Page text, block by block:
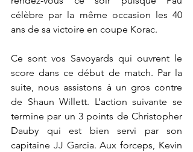
célèbre par la même occasion les 40
ans de sa victoire en coupe Korac.
Ce sont vos Savoyards qui ouvrent le
score dans ce début de match. Par la
suite, nous assistons à un gros contre
de Shaun Willett. L’action suivante se
termine par un 3 points de Christopher
Dauby qui est bien servi par son
capitaine JJ Garcia. Aux forceps, Kevin